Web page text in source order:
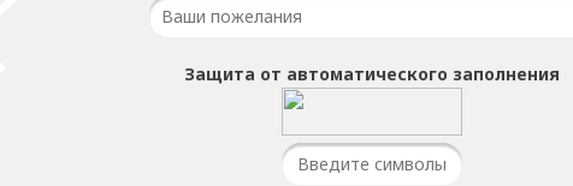
Защита от автоматического заполнения